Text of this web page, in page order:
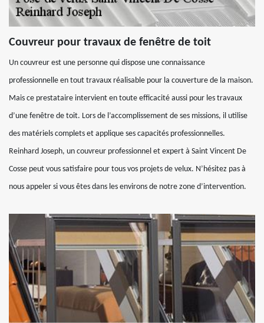
Couvreur pour travaux de fenêtre de toit
Un couvreur est une personne qui dispose une connaissance
professionnelle en tout travaux réalisable pour la couverture de la maison.
Mais ce prestataire intervient en toute efficacité aussi pour les travaux
d’une fenêtre de toit. Lors de l’accomplissement de ses missions, il utilise
des matériels complets et applique ses capacités professionnelles.
Reinhard Joseph, un couvreur professionnel et expert à Saint Vincent De
Cosse peut vous satisfaire pour tous vos projets de velux. N’hésitez pas à
nous appeler si vous êtes dans les environs de notre zone d’intervention.